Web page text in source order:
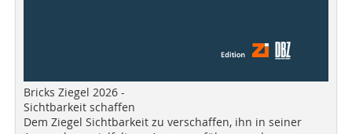
Bricks Ziegel 2026 -
Sichtbarkeit schaffen
Dem Ziegel Sichtbarkeit zu verschaffen, ihn in seiner